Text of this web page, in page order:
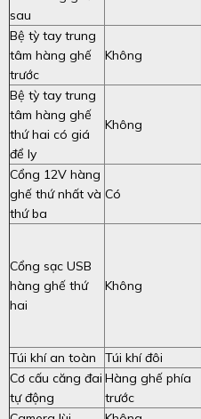
sau
Bệ tỳ tay trung
tâm hàng ghế
trước
Không
Bệ tỳ tay trung
tâm hàng ghế
thứ hai có giá
để ly
Không
Cổng 12V hàng
ghế thứ nhất và
thứ ba
Có
Cổng sạc USB
hàng ghế thứ
hai
Không
Túi khí an toàn Túi khí đôi
Cơ cấu căng đai
tự động
Hàng ghế phía
trước